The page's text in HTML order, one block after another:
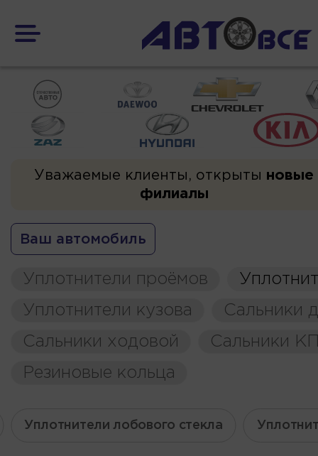
Уважаемые клиенты, открыты новые
филиалы
Ваш автомобиль
Уплотнители проёмов
Уплотнители кузова
Сальники
Сальники ходовой
Сальники
Резиновые кольца
Уплотнители лобового стекла